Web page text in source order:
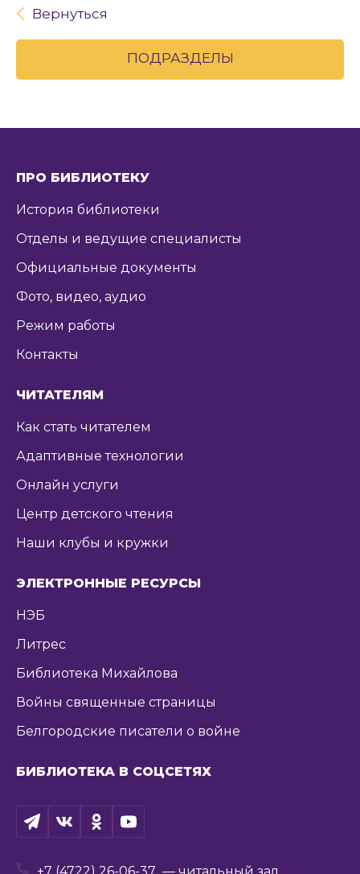
Вернуться
ПОДРАЗДЕЛЫ
ПРО БИБЛИОТЕКУ
История библиотеки
Отделы и ведущие специалисты
Официальные документы
Фото, видео, аудио
Режим работы
Контакты
ЧИТАТЕЛЯМ
Как стать читателем
Адаптивные технологии
Онлайн услуги
Центр детского чтения
Наши клубы и кружки
ЭЛЕКТРОННЫЕ РЕСУРСЫ
НЭБ
Литрес
Библиотека Михайлова
Войны священные страницы
Белгородские писатели о войне
БИБЛИОТЕКА В СОЦСЕТЯХ